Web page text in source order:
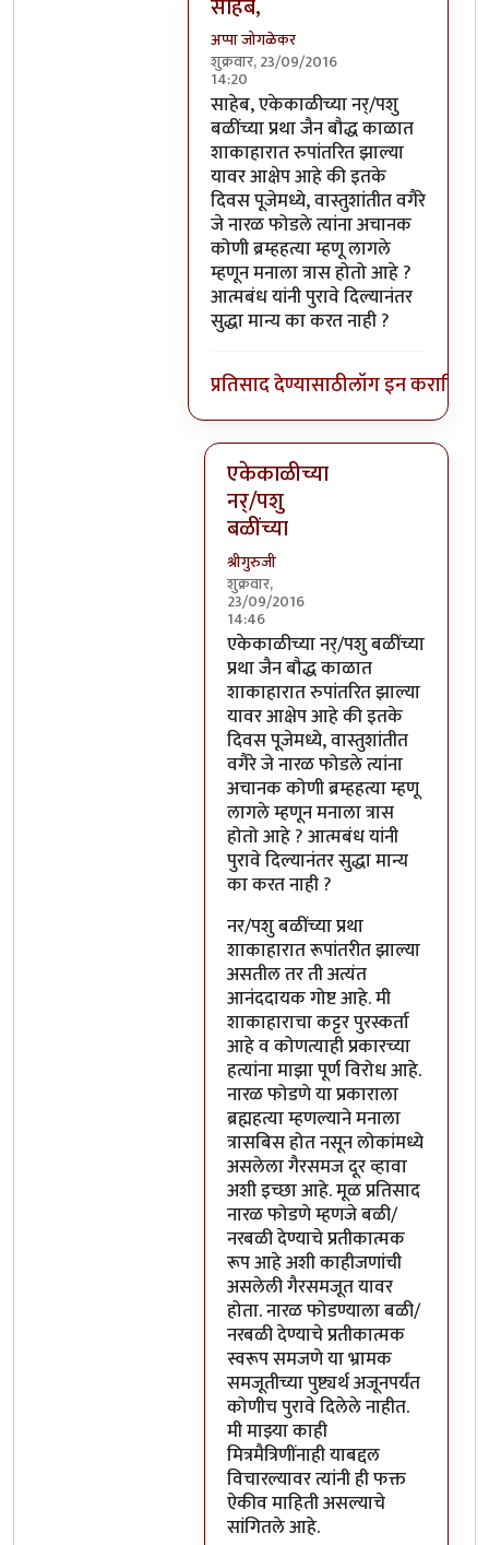
अप्पा जोगळेकर
शुक्रवार, 23/09/2016
14:20
In reply toपरंतु नारळ फोडणे म्हणजे
साहेब, एकेकाळीच्या नर्/पशु
बळींच्या प्रथा जैन बौद्ध काळात
शाकाहारात रुपांतरित झाल्या
यावर आक्षेप आहे की इतके
दिवस पूजेमध्ये, वास्तुशांतीत वगैरे
जे नारळ फोडले त्यांना अचानक
कोणी ब्रम्हहत्या म्हणू लागले
म्हणून मनाला त्रास होतो आहे ?
आत्मबंध यांनी पुरावे दिल्यानंतर
सुद्धा मान्य का करत नाही ?
प्रतिसाद देण्यासाठीलॉग इन कराकिंवा
एकेकाळीच्या
नर्/पशु
बळींच्या
श्रीगुरुजी
शुक्रवार,
23/09/2016
14:46
In reply toसाहेब,byअप्पा जोगळेकर
एकेकाळीच्या नर्/पशु बळींच्या
प्रथा जैन बौद्ध काळात
शाकाहारात रुपांतरित झाल्या
यावर आक्षेप आहे की इतके
दिवस पूजेमध्ये, वास्तुशांतीत
वगैरे जे नारळ फोडले त्यांना
अचानक कोणी ब्रम्हहत्या म्हणू
लागले म्हणून मनाला त्रास
होतो आहे ? आत्मबंध यांनी
पुरावे दिल्यानंतर सुद्धा मान्य
का करत नाही ?
नर/पशु बळींच्या प्रथा
शाकाहारात रूपांतरीत झाल्या
असतील तर ती अत्यंत
आनंददायक गोष्ट आहे. मी
शाकाहाराचा कट्टर पुरस्कर्ता
आहे व कोणत्याही प्रकारच्या
हत्यांना माझा पूर्ण विरोध आहे.
नारळ फोडणे या प्रकाराला
ब्रह्महत्या म्हणल्याने मनाला
त्रासबिस होत नसून लोकांमध्ये
असलेला गैरसमज दूर व्हावा
अशी इच्छा आहे. मूळ प्रतिसाद
नारळ फोडणे म्हणजे बळी/
नरबळी देण्याचे प्रतीकात्मक
रूप आहे अशी काहीजणांची
असलेली गैरसमजूत यावर
होता. नारळ फोडण्याला बळी/
नरबळी देण्याचे प्रतीकात्मक
स्वरूप समजणे या भ्रामक
समजूतीच्या पुष्ट्यर्थ अजूनपर्यंत
कोणीच पुरावे दिलेले नाहीत.
मी माझ्या काही
मित्रमैत्रिणींनाही याबद्दल
विचारल्यावर त्यांनी ही फक्त
ऐकीव माहिती असल्याचे
सांगितले आहे.